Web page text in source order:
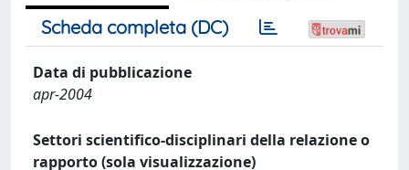
Scheda completa (DC)
Data di pubblicazione
apr-2004
Settori scientifico-disciplinari della relazione o
rapporto (sola visualizzazione)